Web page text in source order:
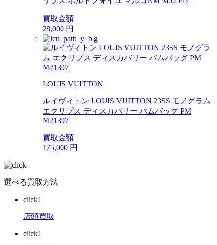
買取金額
28,000 円
LOUIS VUITTON
ルイヴィトン LOUIS VUITTON 23SS モノグラム
エクリプス ディスカバリー バムバッグ PM
M21397
買取金額
175,000 円
選べる買取方法
click!
店頭買取
click!